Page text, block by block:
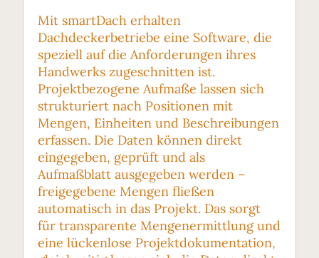
Mit smartDach erhalten
Dachdeckerbetriebe eine Software, die
speziell auf die Anforderungen ihres
Handwerks zugeschnitten ist.
Projektbezogene Aufmaße lassen sich
strukturiert nach Positionen mit
Mengen, Einheiten und Beschreibungen
erfassen. Die Daten können direkt
eingegeben, geprüft und als
Aufmaßblatt ausgegeben werden –
freigegebene Mengen fließen
automatisch in das Projekt. Das sorgt
für transparente Mengenermittlung und
eine lückenlose Projektdokumentation,